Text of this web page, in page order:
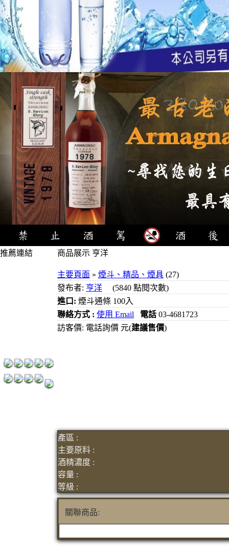
推薦連結 商品展示 亨洋
主要頁面 » 煙斗、精品、煙具 (27)
發布者: 亨洋 (5840 點閱次數)
進口: 煙斗通條 100入
聯絡方式 : 使用 Email 電話 03-4681723
訪客價: 電話詢價 元(建議售價)
產區 :
主要原料 :
酒精濃度 :
容量 :
等級 :
關聯商品: